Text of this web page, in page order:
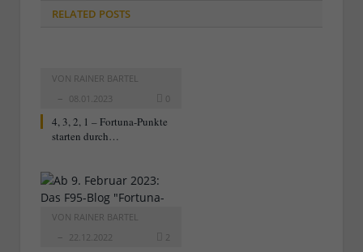
RELATED POSTS
VON RAINER BARTEL
08.01.2023
0
4, 3, 2, 1 – Fortuna-Punkte
starten durch…
VON RAINER BARTEL
22.12.2022
2